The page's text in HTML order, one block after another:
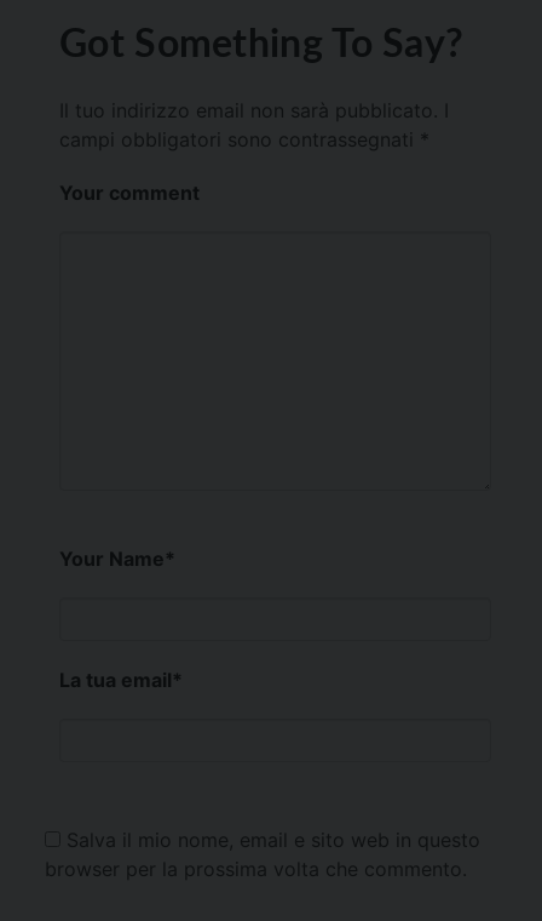
Got Something To Say?
Il tuo indirizzo email non sarà pubblicato.
campi obbligatori sono contrassegnati *
Your comment
Your Name*
La tua email*
Salva il mio nome, email e sito web in questo
browser per la prossima volta che commento.